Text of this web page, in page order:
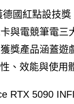
國紅點設技
與電競筆電三
獎產品涵蓋遊
、效能與使用
RTX 5090